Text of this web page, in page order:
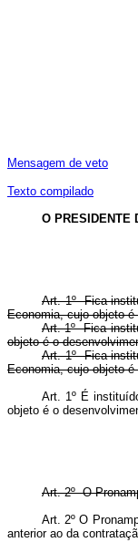
Mensagem de veto
Texto compilado
O PRESIDENTE
Art. 1º Fica
Economia, cujo objeto
Art. 1º Fica
objeto é o
Art. 1º Fica
Economia, cujo objeto
Art. 1º É
objeto é o
Art. 2º O
Art. 2º O
anterior ao da